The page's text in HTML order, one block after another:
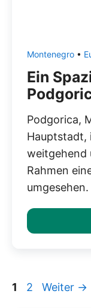
Montenegro •
Ein
Podgorica,
Hauptstadt,
weitgehend
Rahmen
umgesehen.
Seite
1 Seite
2 Weiter →